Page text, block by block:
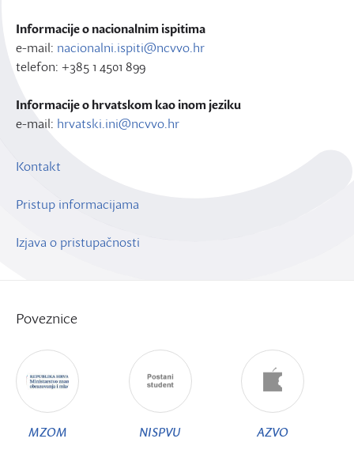
Informacije o nacionalnim ispitima
e-mail: nacionalni.ispiti@ncvvo.hr
telefon: +385 1 4501 899
Informacije o hrvatskom kao inom jeziku
e-mail: hrvatski.ini@ncvvo.hr
Kontakt
Pristup informacijama
Izjava o pristupačnosti
Poveznice
MZOM NISPVU AZVO